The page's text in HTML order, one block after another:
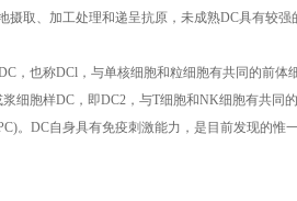
摄取、加工处理和递呈抗原，未成熟DC具有较
，也称DCl，与单核细胞和粒细胞有共同的前体
细胞样DC，即DC2，与T细胞和NK细胞有共同
。DC自身具有免疫刺激能力，是目前发现的惟